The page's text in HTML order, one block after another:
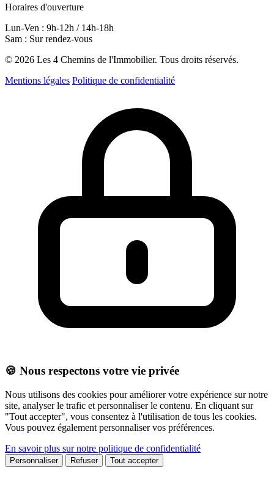
Horaires d'ouverture
Lun-Ven : 9h-12h / 14h-18h
Sam : Sur rendez-vous
© 2026 Les 4 Chemins de l'Immobilier. Tous droits réservés.
Mentions légales Politique de confidentialité
🍪 Nous respectons votre vie privée
Nous utilisons des cookies pour améliorer votre expérience sur notre
site, analyser le trafic et personnaliser le contenu. En cliquant sur
"Tout accepter", vous consentez à l'utilisation de tous les cookies.
Vous pouvez également personnaliser vos préférences.
En savoir plus sur notre politique de confidentialité
Personnaliser Refuser Tout accepter